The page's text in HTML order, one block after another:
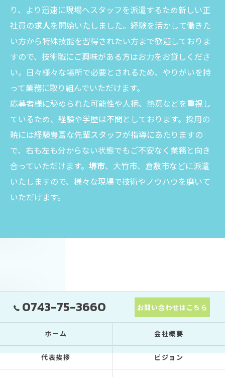
り、より迅速に現場へスタッフを派遣するため新しい正
社員の求人 を開始いたしました。経験を活かして働きた
い方から特殊技能を習得されたい方まで歓迎しておりま
すので、技術職にご興味がある方はお力をお貸しくださ
い。日々様々な場所で必要とされるため、やりがいを持
って業務に取り組んでいただけます。
応募者様に秘められた可能性や人柄、熱意などを重視し
ているため、経験や学歴は不問としております。採用の
暁には経験豊富な先輩スタッフが指導にあたりますの
で、右も左も分からない状態でもご不安なく業務と向き
合っていただけます。 堺市、大竹市、倉敷市などに派遣
いたしますので、様々な現場で技術やノウハウを磨いて
いただけます。
0743-75-3660 お問い合わせはこちら
ホーム 会社概要
代表挨拶 ビジョン